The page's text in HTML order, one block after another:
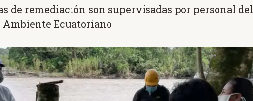
de remediación son supervisadas por personal del
Ecuatoriano